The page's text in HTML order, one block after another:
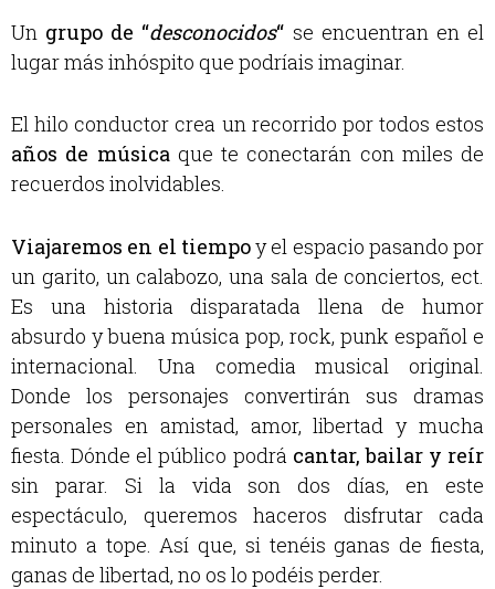
Un grupo de “desconocidos“ se encuentran en el
lugar más inhóspito que podríais imaginar.
El hilo conductor crea un recorrido por todos estos
años de músicaque te conectarán con miles de
recuerdos inolvidables.
Viajaremos en el tiempoy el espacio pasando por
un garito, un calabozo, una sala de conciertos, ect.
Es una historia disparatada llena de humor
absurdo y buena música pop, rock, punk español e
internacional. Una comedia musical original.
Donde los personajes convertirán sus dramas
personales en amistad, amor, libertad y mucha
fiesta. Dónde el público podrá cantar, bailar y reír
sin parar. Si la vida son dos días, en este
espectáculo, queremos haceros disfrutar cada
minuto a tope. Así que, si tenéis ganas de fiesta,
ganas de libertad, no os lo podéis perder.